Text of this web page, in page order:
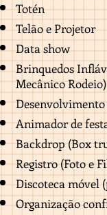
Totén
Telão e Projetor
Data show
Brinquedos
Mecânico Rodeio)
Animador de
Backdrop (Box
Registro (Foto e
Discoteca móvel
Organização